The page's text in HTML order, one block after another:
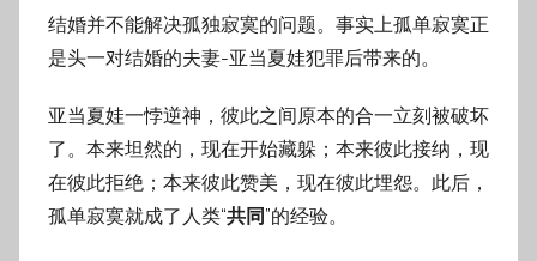
于
2
1
8
年
8
结婚并不能解决孤独寂寞的问题。事实上孤单寂寞正
是头一对结婚的夫妻-亚当夏娃犯罪后带来的。
亚当夏娃一悖逆神，彼此之间原本的合一立刻被破坏
了。本来坦然的，现在开始藏躲；本来彼此接纳，现
在彼此拒绝；本来彼此赞美，现在彼此埋怨。此后，
孤单寂寞就成了人类“共同 ”的经验。